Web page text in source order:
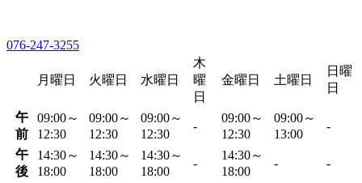
076-247-3255
月曜日 火曜日 水曜日
木
曜
日
金曜日 土曜日
日曜
日
午
前
09:00～
12:30
09:00～
12:30
09:00～
12:30
-
09:00～
12:30
09:00～
13:00
-
午
後
14:30～
18:00
14:30～
18:00
14:30～
18:00
-
14:30～
18:00
- -